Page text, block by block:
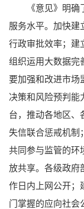
《意见》明确了
服务水平。加快建
行政审批效率；建
组织运用大数据完
要加强和改进市场
决策和风险预判能
台，推动各地区、
失信联合惩戒机制
共同参与监管的环
放共享。各级政府
作日内上网公开；
门掌握的应向社会